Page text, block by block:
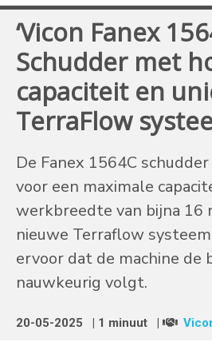
‘Vicon Fanex
Schudder met
capaciteit en
TerraFlow
De Fanex 1564C
voor een maximale
werkbreedte van bijna 16
nieuwe Terraflow
ervoor dat de machine de
nauwkeurig volgt.
20-05-2025 | 1 minuut |